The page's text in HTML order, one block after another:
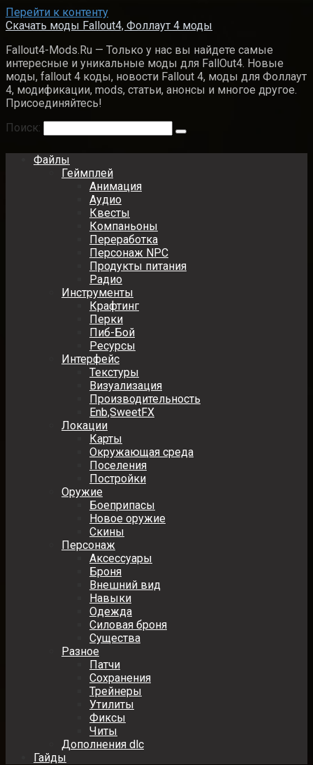
Перейти к контенту
Скачать моды Fallout4, Фоллаут 4 моды
Fallout4-Mods.Ru — Только у нас вы найдете самые
интересные и уникальные моды для FallOut4. Новые
моды, fallout 4 коды, новости Fallout 4, моды для Фоллаут
4, модификации, mods, статьи, анонсы и многое другое.
Присоединяйтесь!
Поиск:
Файлы
Геймплей
Анимация
Аудио
Квесты
Компаньоны
Переработка
Персонаж NPC
Продукты питания
Радио
Инструменты
Крафтинг
Перки
Пиб-Бой
Ресурсы
Интерфейс
Текстуры
Визуализация
Производительность
Enb,SweetFX
Локации
Карты
Окружающая среда
Поселения
Постройки
Оружие
Боеприпасы
Новое оружие
Скины
Персонаж
Аксессуары
Броня
Внешний вид
Навыки
Одежда
Силовая броня
Существа
Разное
Патчи
Сохранения
Трейнеры
Утилиты
Фиксы
Читы
Дополнения dlc
Гайды